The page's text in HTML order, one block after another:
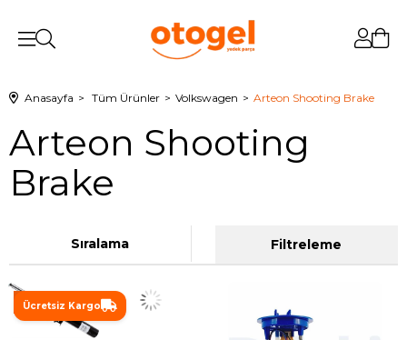
Anasayfa Tüm Ürünler Volkswagen Arteon Shooting Brake
Arteon Shooting
Brake
Filtreleme
Sıralama
Ücretsiz Kargo
%19